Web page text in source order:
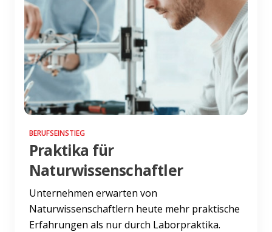
BERUFSEINSTIEG
Praktika für
Naturwissenschaftler
Unternehmen erwarten von
Naturwissenschaftlern heute mehr praktische
Erfahrungen als nur durch Laborpraktika.